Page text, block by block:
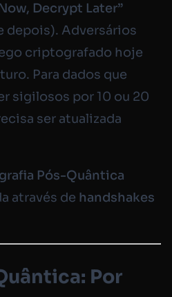
Decrypt Later”
depois). Adversários
criptografado hoje
Para dados que
sigilosos por 10 ou 20
ser atualizada
Pós-Quântica
através de handshakes
Por